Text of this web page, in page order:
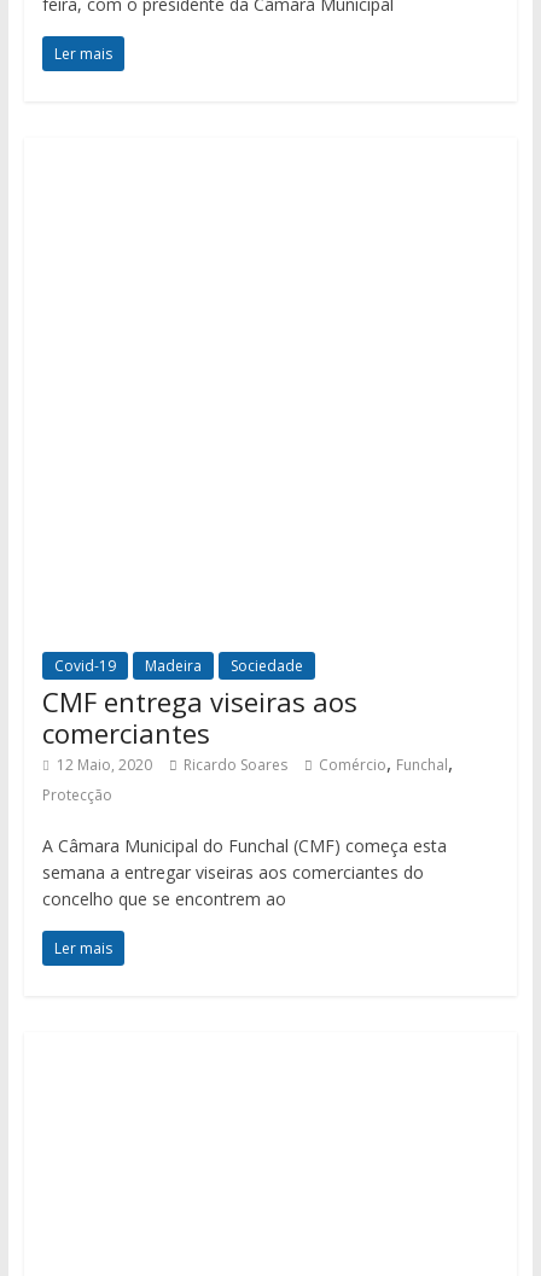
feira, com o presidente da Câmara Municipal
Ler mais
Covid-19 Madeira Sociedade
CMF entrega viseiras aos
comerciantes
12 Maio, 2020 Ricardo Soares Comércio, Funchal,
Protecção
A Câmara Municipal do Funchal (CMF) começa esta
semana a entregar viseiras aos comerciantes do
concelho que se encontrem ao
Ler mais